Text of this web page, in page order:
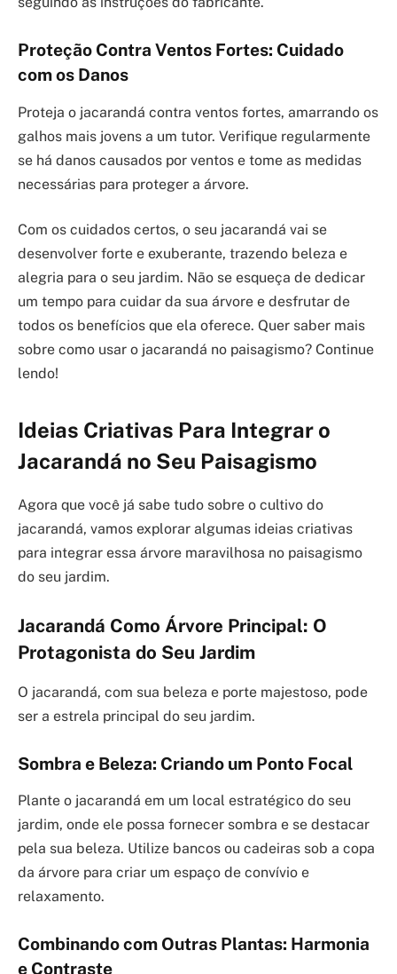
Proteção Contra Ventos Fortes: Cuidado
com os Danos
Proteja o jacarandá contra ventos fortes, amarrando os
galhos mais jovens a um tutor. Verifique regularmente
se há danos causados por ventos e tome as medidas
necessárias para proteger a árvore.
Com os cuidados certos, o seu jacarandá vai se
desenvolver forte e exuberante, trazendo beleza e
alegria para o seu jardim. Não se esqueça de dedicar
um tempo para cuidar da sua árvore e desfrutar de
todos os benefícios que ela oferece. Quer saber mais
sobre como usar o jacarandá no paisagismo? Continue
lendo!
Ideias Criativas Para Integrar o
Jacarandá no Seu Paisagismo
Agora que você já sabe tudo sobre o cultivo do
jacarandá, vamos explorar algumas ideias criativas
para integrar essa árvore maravilhosa no paisagismo
do seu jardim.
Jacarandá Como Árvore Principal: O
Protagonista do Seu Jardim
O jacarandá, com sua beleza e porte majestoso, pode
ser a estrela principal do seu jardim.
Sombra e Beleza: Criando um Ponto Focal
Plante o jacarandá em um local estratégico do seu
jardim, onde ele possa fornecer sombra e se destacar
pela sua beleza. Utilize bancos ou cadeiras sob a copa
da árvore para criar um espaço de convívio e
relaxamento.
Combinando com Outras Plantas: Harmonia
e Contraste